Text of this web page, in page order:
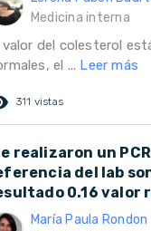
Medicina interna
valor del colesterol
el ... Leer más
311 vistas
realizaron un
del lab
0.16 valor
María Paula Rondon